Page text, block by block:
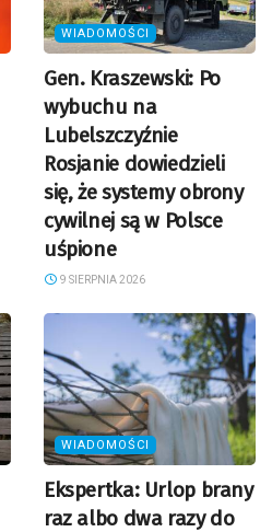
WIADOMOŚCI
Gen. Kraszewski: Po
wybuchu na
Lubelszczyźnie
Rosjanie dowiedzieli
się, że systemy obrony
cywilnej są w Polsce
uśpione
9 SIERPNIA 2026
WIADOMOŚCI
Ekspertka: Urlop brany
raz albo dwa razy do